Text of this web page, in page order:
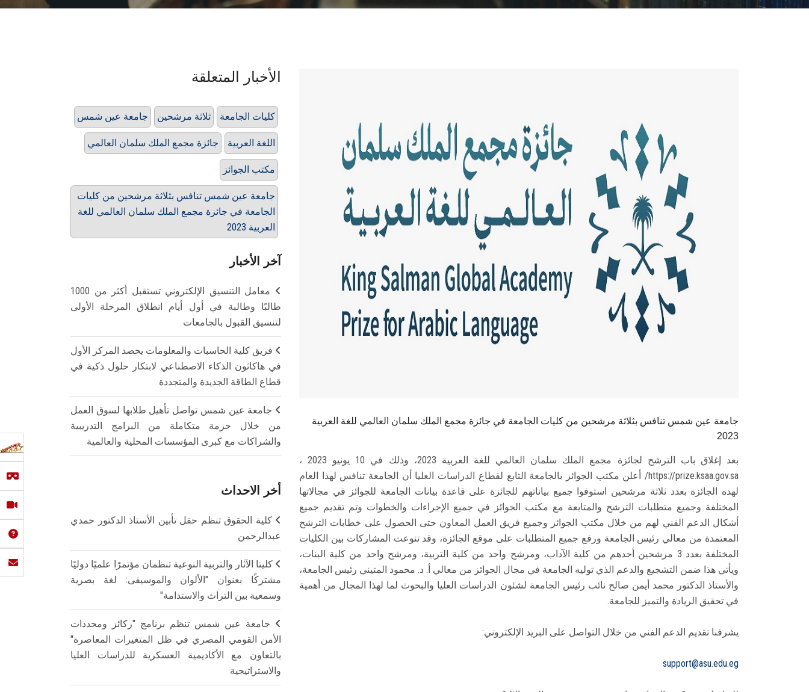
جامعة عين شمس تنافس بثلاثة مرشحين من كليات الجامعة في جائزة مجمع الملك سلمان العالمي للغة العربية
2023
بعد إغلاق باب الترشح لجائزة مجمع الملك سلمان العالمي للغة العربية 2023، وذلك في 10 يونيو 2023 ،
https://prize.ksaa.gov.sa/ أعلن مكتب الجوائز بالجامعة التابع لقطاع الدراسات العليا أن الجامعة تنافس لهذا العام
لهده الجائزة بعدد ثلاثة مرشحين استوفوا جميع بياناتهم للجائزة على قاعدة بيانات الجامعة للجوائز في مجالاتها
المختلفة وجميع متطلبات الترشح والمتابعة مع مكتب الجوائز في جميع الإجراءات والخطوات وتم تقديم جميع
أشكال الدعم الفني لهم من خلال مكتب الجوائز وجميع فريق العمل المعاون حتى الحصول على خطابات الترشح
المعتمدة من معالي رئيس الجامعة ورفع جميع المتطلبات على موقع الجائزة، وقد تنوعت المشاركات بين الكليات
المختلفة بعدد 3 مرشحين أحدهم من كلية الآداب، ومرشح واحد من كلية التربية، ومرشح واحد من كلية البنات،
ويأتي هذا ضمن التشجيع والدعم الذي توليه الجامعة في مجال الجوائز من معالي أ. د. محمود المتيني رئيس الجامعة،
والأستاذ الدكتور محمد أيمن صالح نائب رئيس الجامعة لشئون الدراسات العليا والبحوث لما لهذا المجال من أهمية
في تحقيق الريادة والتميز للجامعة.
يشرفنا تقديم الدعم الفني من خلال التواصل على البريد الإلكتروني:
support@asu.edu.eg
الأخبار المتعلقة
جامعة عين شمس ثلاثة مرشحين كليات الجامعة
جائزة مجمع الملك سلمان العالمي اللغة العربية
مكتب الجوائز
جامعة عين شمس تنافس بثلاثة مرشحين من كليات
الجامعة في جائزة مجمع الملك سلمان العالمي للغة
العربية 2023
آخر الأخبار
معامل التنسيق الإلكتروني تستقبل أكثر من 1000
طالبًا وطالبة في أول أيام انطلاق المرحلة الأولى
لتنسيق القبول بالجامعات
فريق كلية الحاسبات والمعلومات يحصد المركز الأول
في هاكاثون الذكاء الاصطناعي لابتكار حلول ذكية في
قطاع الطاقة الجديدة والمتجددة
جامعة عين شمس تواصل تأهيل طلابها لسوق العمل
من خلال حزمة متكاملة من البرامج التدريبية
والشراكات مع كبرى المؤسسات المحلية والعالمية
أخر الاحداث
كلية الحقوق تنظم حفل تأبين الأستاذ الدكتور حمدي
عبدالرحمن
كليتا الآثار والتربية النوعية تنظمان مؤتمرًا علميًا دوليًا
مشتركًا بعنوان "الألوان والموسيقى: لغة بصرية
وسمعية بين التراث والاستدامة"
جامعة عين شمس تنظم برنامج "ركائز ومحددات
الأمن القومي المصري في ظل المتغيرات المعاصرة"
بالتعاون مع الأكاديمية العسكرية للدراسات العليا
والاستراتيجية